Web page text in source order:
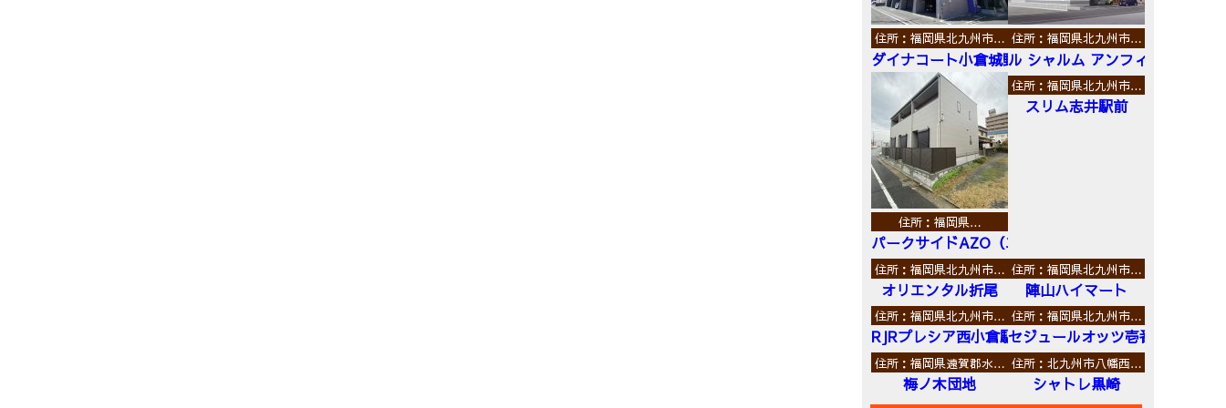
住所：福岡県北九州市…
ダイナコート小倉城野
住所：福岡県北九州市…
ル シャルム アンフィニ
住所：福岡県…
パークサイドAZO（エーゼットオー）
住所：福岡県北九州市…
スリム志井駅前
住所：福岡県北九州市…
オリエンタル折尾
住所：福岡県北九州市…
陣山ハイマート
住所：福岡県北九州市…
RJRプレシア西小倉駅前
住所：福岡県北九州市…
セジュールオッツ壱番館
住所：福岡県遠賀郡水…
梅ノ木団地
住所：北九州市八幡西…
シャトレ黒崎